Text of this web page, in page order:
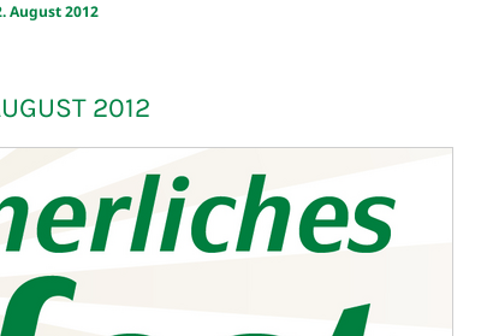
August 2012
2012